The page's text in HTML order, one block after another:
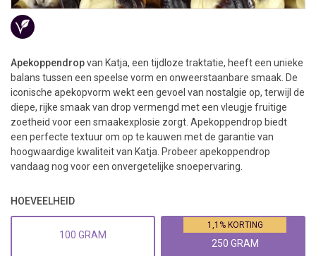
Apekoppendropvan Katja, een tijdloze traktatie, heeft een unieke
balans tussen een speelse vorm en onweerstaanbare smaak. De
iconische apekopvorm wekt een gevoel van nostalgie op, terwijl de
diepe, rijke smaak van drop vermengd met een vleugje fruitige
zoetheid voor een smaakexplosie zorgt. Apekoppendrop biedt
een perfecte textuur om op te kauwen met de garantie van
hoogwaardige kwaliteit van Katja. Probeer apekoppendrop
vandaag nog voor een onvergetelijke snoepervaring.
HOEVEELHEID
100 GRAM
1,1% KORTING
250 GRAM